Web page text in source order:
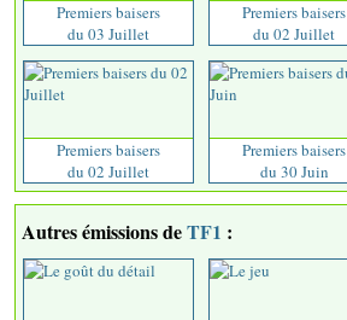
Premiers baisers
du 03 Juillet
Premiers baisers
du 02 Juillet
Premiers baisers
du 02 Juillet
Premiers baisers
du 30 Juin
Autres émissions deTF1 :